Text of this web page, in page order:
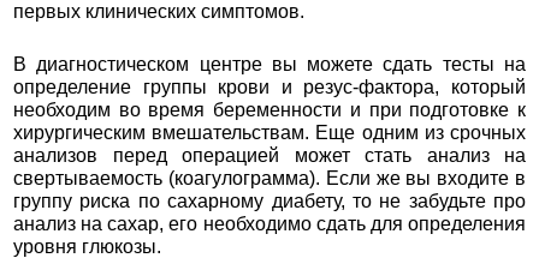
первых клинических симптомов.
В диагностическом центре вы можете сдать тесты на
определение группы крови и резус-фактора, который
необходим во время беременности и при подготовке к
хирургическим вмешательствам. Еще одним из срочных
анализов перед операцией может стать анализ на
свертываемость (коагулограмма). Если же вы входите в
группу риска по сахарному диабету, то не забудьте про
анализ на сахар, его необходимо сдать для определения
уровня глюкозы.